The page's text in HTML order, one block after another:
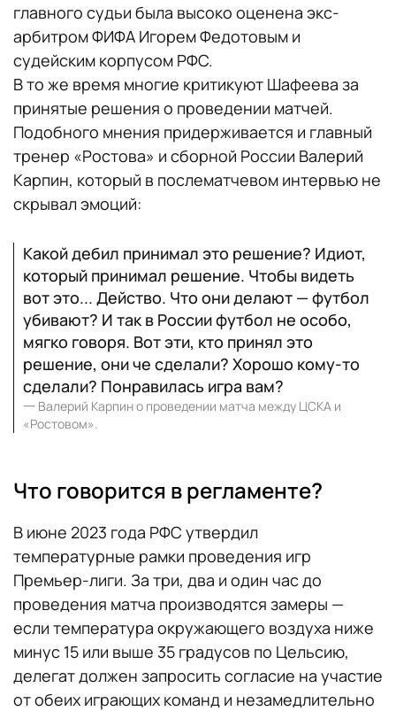
главного судьи была высоко оценена экс-
арбитром ФИФА Игорем Федотовым и
судейским корпусом РФС.
В то же время многие критикуют Шафеева за
принятые решения о проведении матчей.
Подобного мнения придерживается и главный
тренер «Ростова» и сборной России Валерий
Карпин, который в послематчевом интервью не
скрывал эмоций:
Какой дебил принимал это решение? Идиот,
который принимал решение. Чтобы видеть
вот это... Действо. Что они делают — футбол
убивают? И так в России футбол не особо,
мягко говоря. Вот эти, кто принял это
решение, они че сделали? Хорошо кому-то
сделали? Понравилась игра вам?
一 Валерий Карпин о проведении матча между ЦСКА и
«Ростовом».
Что говорится в регламенте?
В июне 2023 года РФС утвердил
температурные рамки проведения игр
Премьер-лиги. За три, два и один час до
проведения матча производятся замеры —
если температура окружающего воздуха ниже
минус 15 или выше 35 градусов по Цельсию,
делегат должен запросить согласие на участие
от обеих играющих команд и незамедлительно